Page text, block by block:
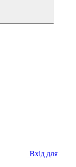
Вхід для